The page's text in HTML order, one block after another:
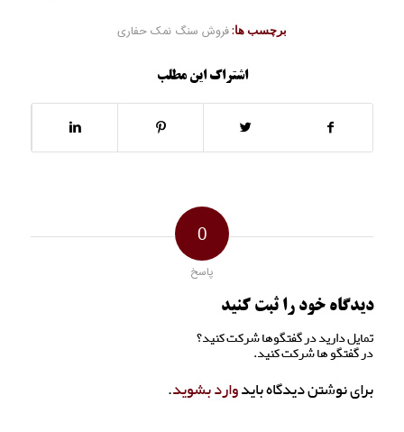
برچسب ها:فروش سنگ نمک حفاری
اشتراک این مطلب
0
پاسخ
دیدگاه خود را ثبت کنید
تمایل دارید در گفتگوها شرکت کنید؟
در گفتگو ها شرکت کنید.
برای نوشتن دیدگاه بایدوارد بشوید.